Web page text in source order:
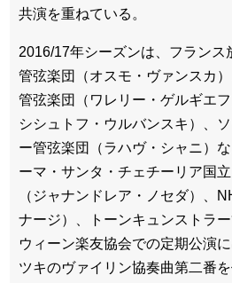
共演を重ねている。
2016/17年シーズンは、フランス
管弦楽団（オスモ・ヴァンスカ
管弦楽団（ワレリー・ゲルギエ
シシュトフ・ウルバンスキ）、
ー管弦楽団（ラハヴ・シャニ）
ーマ・サンタ・チェチーリア国
（ジャナンドレア・ノセダ）、
ナージ）、トーンキュンストラ
ウィーン楽友協会での定期公演
ツキのヴァイリン協奏曲第二番